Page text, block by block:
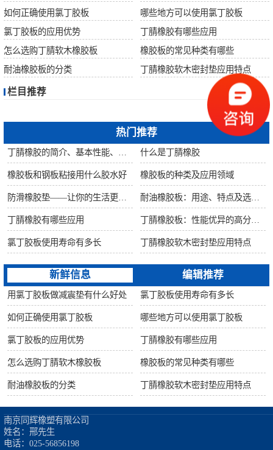
如何正确使用氯丁胶板
哪些地方可以使用氯丁胶板
氯丁胶板的应用优势
丁腈橡胶有哪些应用
怎么选购丁腈软木橡胶板
橡胶板的常见种类有哪些
耐油橡胶板的分类
丁腈橡胶软木密封垫应用特点
栏目推荐
热门推荐
什么是丁腈橡胶
橡胶板和钢板粘接用什么胶水好 橡胶板的种类及应用领域
丁腈橡胶有哪些应用
氯丁胶板使用寿命有多长 丁腈橡胶软木密封垫应用特点
新鲜信息 编辑推荐
用氯丁胶板做减震垫有什么好处 氯丁胶板使用寿命有多长
如何正确使用氯丁胶板 哪些地方可以使用氯丁胶板
氯丁胶板的应用优势 丁腈橡胶有哪些应用
怎么选购丁腈软木橡胶板 橡胶板的常见种类有哪些
耐油橡胶板的分类 丁腈橡胶软木密封垫应用特点
南京同辉橡塑有限公司
姓名：邢先生
电话：025-56856198